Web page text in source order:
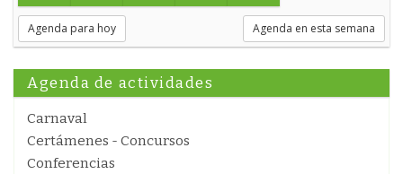
Agenda para hoy Agenda en esta semana
Agenda de actividades
Carnaval
Certámenes - Concursos
Conferencias